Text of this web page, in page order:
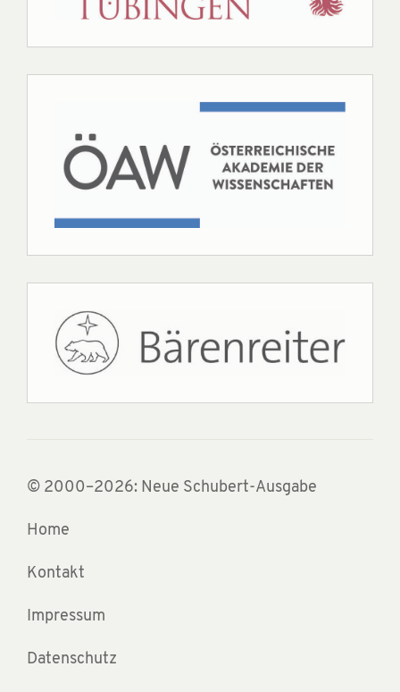
© 2000–2026: Neue Schubert-Ausgabe
Home
Kontakt
Impressum
Datenschutz